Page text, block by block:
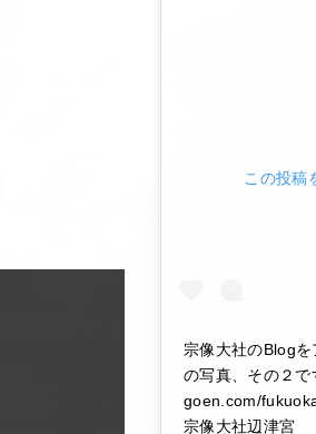
この投稿
宗像大社のBlog
の写真、その２
goen.com/
宗像大社辺津